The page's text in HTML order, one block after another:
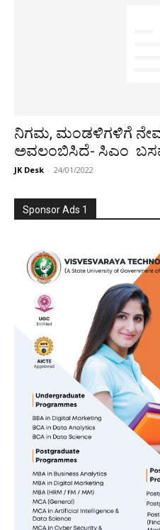
ನಿಗಮ, ಮಂಡಳಿಗಳಿಗೆ
ಅವಲಂಬಿಸಿದೆ- ಸಿಎಂ
JK Desk - 24/01/2022
Sponsor Ads 1